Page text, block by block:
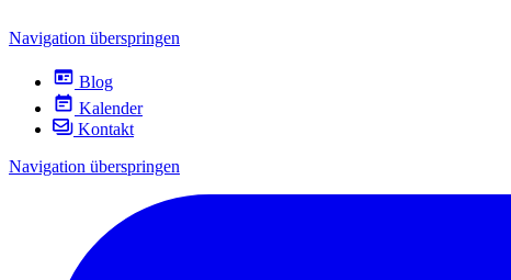
Navigation überspringen
Blog
Kalender
Kontakt
Navigation überspringen